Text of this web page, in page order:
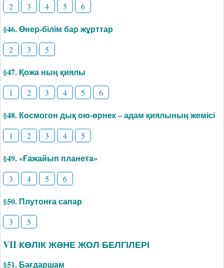
2 3 4 5 6
§46. Өнер-білім бар жұрттар
2 3 5
§47. Қожа ның қиялы
1 2 3 4 5 6
§48. Космогон дық ою-өрнек – адам қиялының жемісі
1 2 3 4 5
§49. «Ғажайып планета»
3 4 5 6
§50. Плутонға сапар
3 5
VII КӨЛІК ЖӘНЕ ЖОЛ БЕЛГІЛЕРІ
§51. Бағдаршам